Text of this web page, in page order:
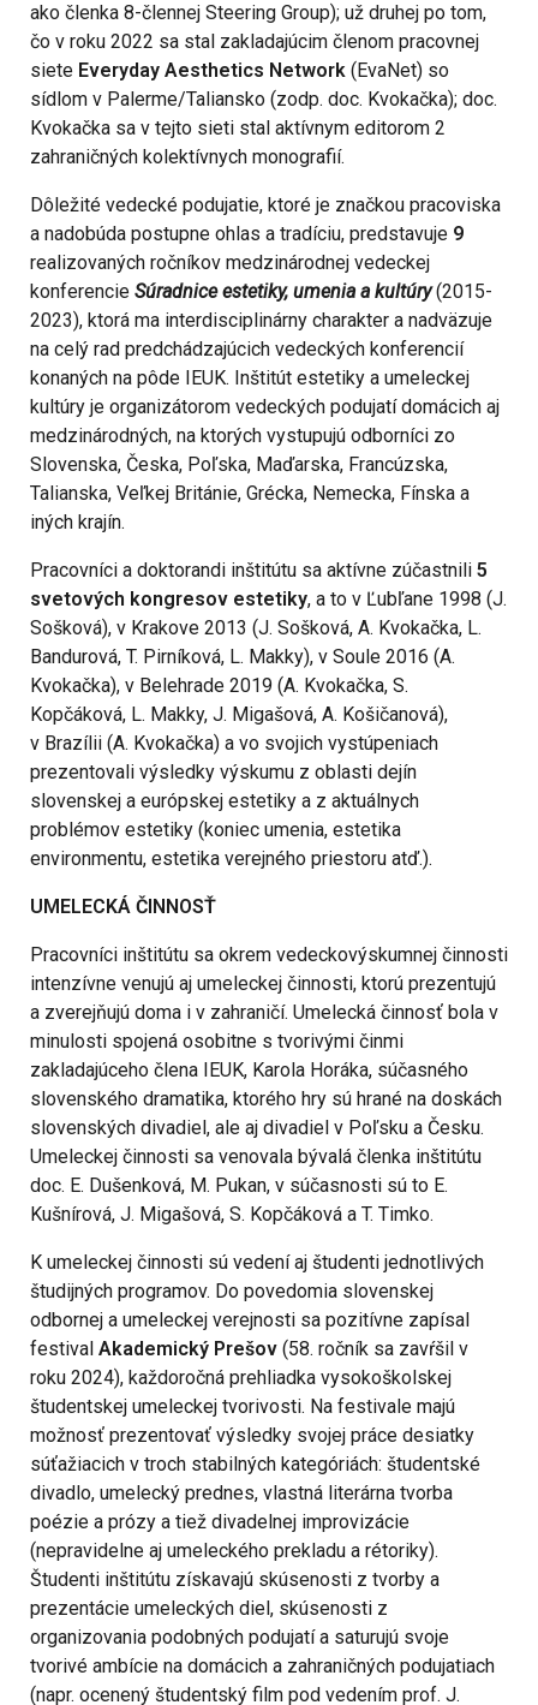
ako členka 8-člennej Steering Group); už druhej po tom,
čo v roku 2022 sa stal zakladajúcim členom pracovnej
siete Everyday Aesthetics Network (EvaNet) so
sídlom v Palerme/Taliansko (zodp. doc. Kvokačka); doc.
Kvokačka sa v tejto sieti stal aktívnym editorom 2
zahraničných kolektívnych monografií.
Dôležité vedecké podujatie, ktoré je značkou pracoviska
a nadobúda postupne ohlas a tradíciu, predstavuje 9
realizovaných ročníkov medzinárodnej vedeckej
konferencie Súradnice estetiky, umenia a kultúry(2015-
2023), ktorá ma interdisciplinárny charakter a nadväzuje
na celý rad predchádzajúcich vedeckých konferencií
konaných na pôde IEUK. Inštitút estetiky a umeleckej
kultúry je organizátorom vedeckých podujatí domácich aj
medzinárodných, na ktorých vystupujú odborníci zo
Slovenska, Česka, Poľska, Maďarska, Francúzska,
Talianska, Veľkej Británie, Grécka, Nemecka, Fínska a
iných krajín.
Pracovníci a doktorandi inštitútu sa aktívne zúčastnili 5
svetových kongresov estetiky, a to v Ľubľane 1998 (J.
Sošková), v Krakove 2013 (J. Sošková, A. Kvokačka, L.
Bandurová, T. Pirníková, L. Makky), v Soule 2016 (A.
Kvokačka), v Belehrade 2019 (A. Kvokačka, S.
Kopčáková, L. Makky, J. Migašová, A. Košičanová),
v Brazílii (A. Kvokačka) a vo svojich vystúpeniach
prezentovali výsledky výskumu z oblasti dejín
slovenskej a európskej estetiky a z aktuálnych
problémov estetiky (koniec umenia, estetika
environmentu, estetika verejného priestoru atď.).
UMELECKÁ ČINNOSŤ
Pracovníci inštitútu sa okrem vedeckovýskumnej činnosti
intenzívne venujú aj umeleckej činnosti, ktorú prezentujú
a zverejňujú doma i v zahraničí. Umelecká činnosť bola v
minulosti spojená osobitne s tvorivými činmi
zakladajúceho člena IEUK, Karola Horáka, súčasného
slovenského dramatika, ktorého hry sú hrané na doskách
slovenských divadiel, ale aj divadiel v Poľsku a Česku.
Umeleckej činnosti sa venovala bývalá členka inštitútu
doc. E. Dušenková, M. Pukan, v súčasnosti sú to E.
Kušnírová, J. Migašová, S. Kopčáková a T. Timko.
K umeleckej činnosti sú vedení aj študenti jednotlivých
študijných programov. Do povedomia slovenskej
odbornej a umeleckej verejnosti sa pozitívne zapísal
festival Akademický Prešov (58. ročník sa zavŕšil v
roku 2024), každoročná prehliadka vysokoškolskej
študentskej umeleckej tvorivosti. Na festivale majú
možnosť prezentovať výsledky svojej práce desiatky
súťažiacich v troch stabilných kategóriách: študentské
divadlo, umelecký prednes, vlastná literárna tvorba
poézie a prózy a tiež divadelnej improvizácie
(nepravidelne aj umeleckého prekladu a rétoriky).
Študenti inštitútu získavajú skúsenosti z tvorby a
prezentácie umeleckých diel, skúsenosti z
organizovania podobných podujatí a saturujú svoje
tvorivé ambície na domácich a zahraničných podujatiach
(napr. ocenený študentský film pod vedením prof. J.